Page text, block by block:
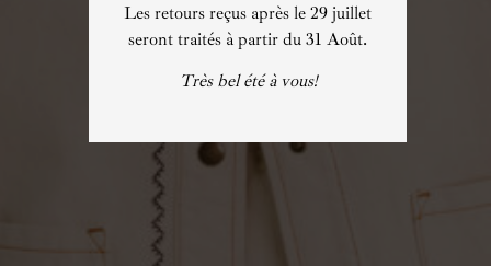
Les retours reçus après le 29 juillet
seront traités à partir du 31 Août.
Très bel été à vous!